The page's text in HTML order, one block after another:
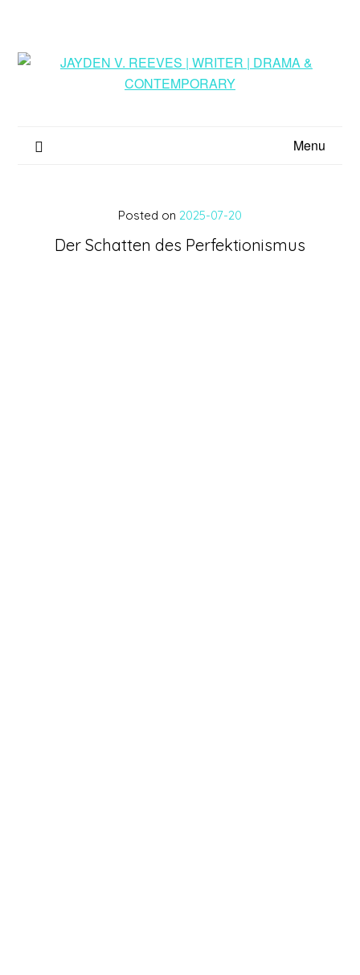
Menu
Der Schatten des Perfektionismus
Posted on 2025-07-20